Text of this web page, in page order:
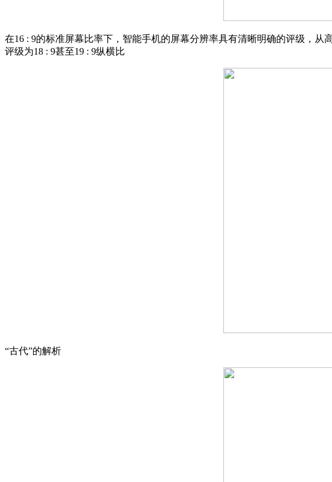
在16 : 9的标准屏幕比率下，智能手机的屏幕分辨率具有清晰明确的评级，
评级为18 : 9甚至19 : 9纵横比
“古代”的解析